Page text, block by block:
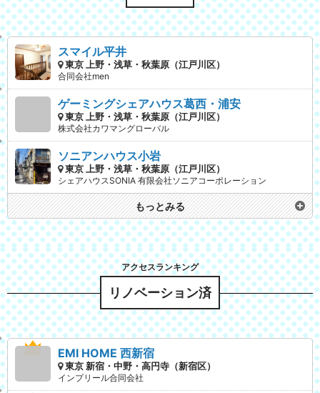
スマイル平井
東京 上野・浅草・秋葉原（江戸川区）
合同会社men
ゲーミングシェアハウス葛西・浦安
東京 上野・浅草・秋葉原（江戸川区）
株式会社カワマングローバル
ソニアンハウス小岩
東京 上野・浅草・秋葉原（江戸川区）
シェアハウスSONIA 有限会社ソニアコーポレーション
もっとみる
リノベーション済
EMI HOME 西新宿
東京 新宿・中野・高円寺（新宿区）
インプリール合同会社